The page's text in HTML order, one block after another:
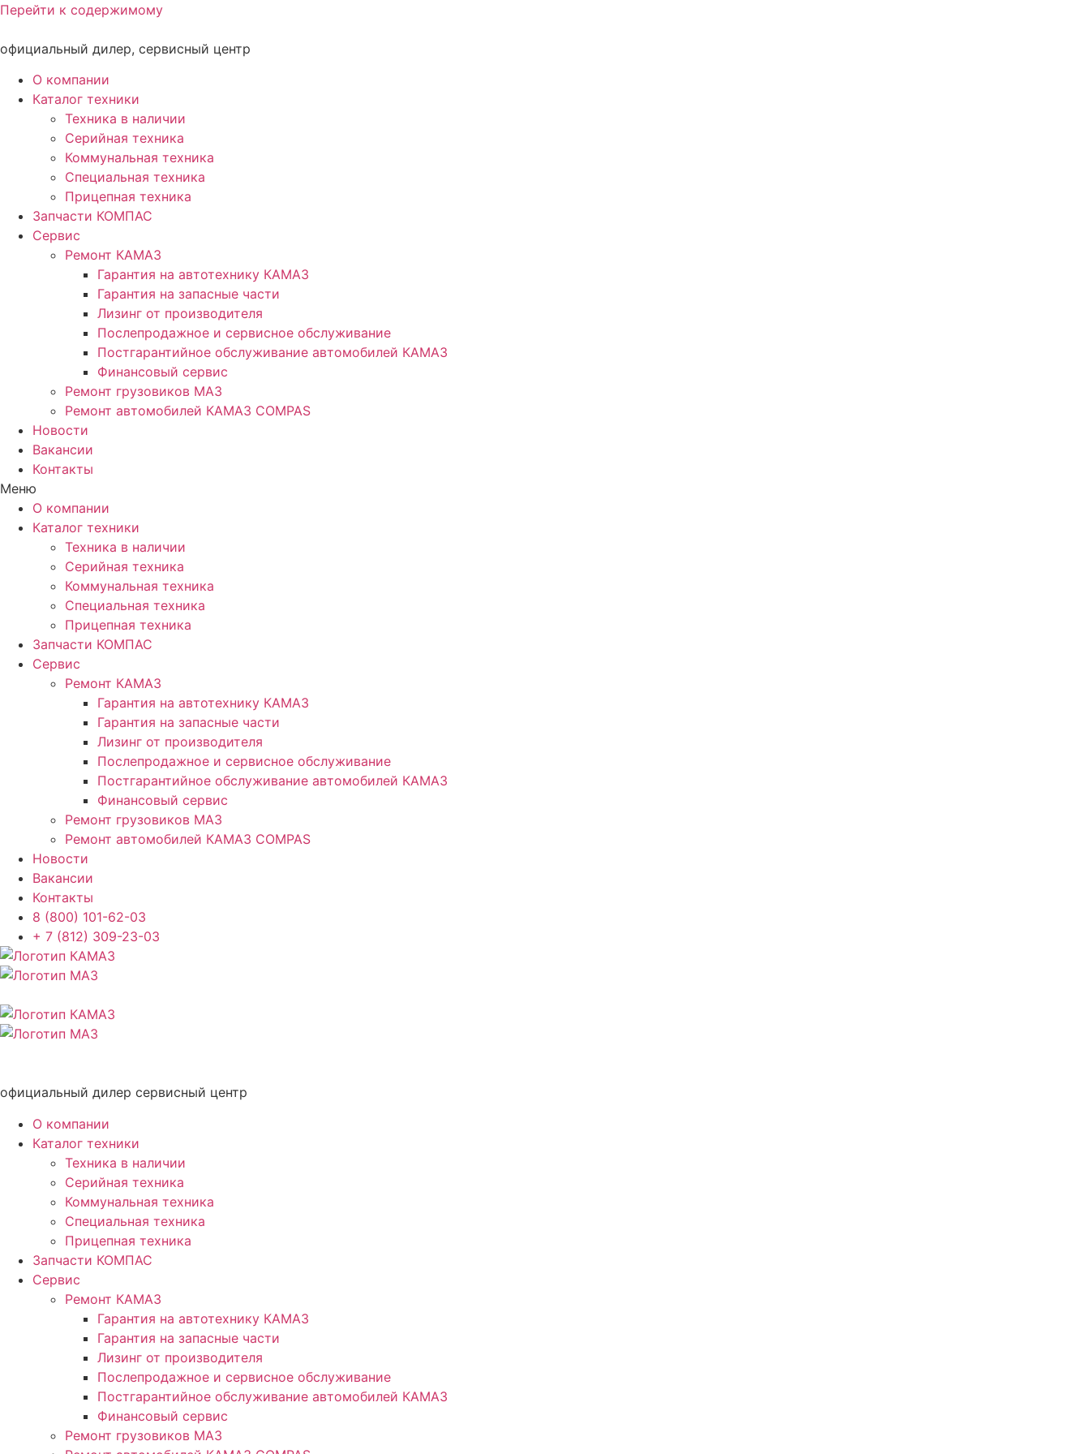
Перейти к содержимому
официальный дилер, сервисный центр
О компании
Каталог техники
Техника в наличии
Серийная техника
Коммунальная техника
Специальная техника
Прицепная техника
Запчасти КОМПАС
Сервис
Ремонт КАМАЗ
Гарантия на автотехнику КАМАЗ
Гарантия на запасные части
Лизинг от производителя
Послепродажное и сервисное обслуживание
Постгарантийное обслуживание автомобилей КАМАЗ
Финансовый сервис
Ремонт грузовиков МАЗ
Ремонт автомобилей КАМАЗ COMPAS
Новости
Вакансии
Контакты
Меню
О компании
Каталог техники
Техника в наличии
Серийная техника
Коммунальная техника
Специальная техника
Прицепная техника
Запчасти КОМПАС
Сервис
Ремонт КАМАЗ
Гарантия на автотехнику КАМАЗ
Гарантия на запасные части
Лизинг от производителя
Послепродажное и сервисное обслуживание
Постгарантийное обслуживание автомобилей КАМАЗ
Финансовый сервис
Ремонт грузовиков МАЗ
Ремонт автомобилей КАМАЗ COMPAS
Новости
Вакансии
Контакты
8 (800) 101-62-03
+ 7 (812) 309-23-03
официальный дилер сервисный центр
О компании
Каталог техники
Техника в наличии
Серийная техника
Коммунальная техника
Специальная техника
Прицепная техника
Запчасти КОМПАС
Сервис
Ремонт КАМАЗ
Гарантия на автотехнику КАМАЗ
Гарантия на запасные части
Лизинг от производителя
Послепродажное и сервисное обслуживание
Постгарантийное обслуживание автомобилей КАМАЗ
Финансовый сервис
Ремонт грузовиков МАЗ